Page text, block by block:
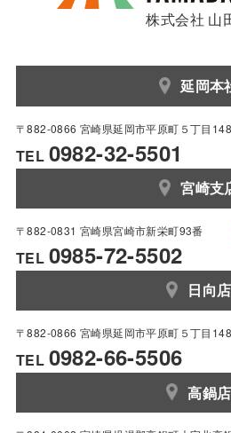
株式会社 山
延岡本
〒882-0866 宮崎県延岡市平原町５丁目
TEL 0982-32-5501
宮崎支
〒882-0831 宮崎県宮崎市新栄町93番
TEL 0985-72-5502
日向店
〒882-0866 宮崎県延岡市平原町５丁目
TEL 0982-66-5506
高鍋店